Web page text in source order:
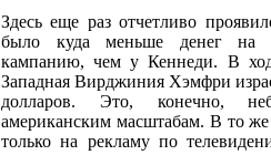
Здесь еще раз отчетливо
было куда меньше денег на
кампанию, чем у Кеннеди. В
Западная Вирджиния Хэмфри
долларов. Это, конечно,
американским масштабам. В то
только на рекламу по